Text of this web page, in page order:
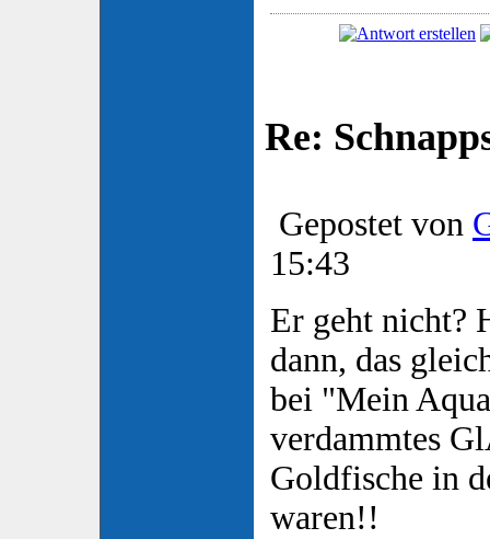
Re:
Gepostet von
15:43
Er geht nicht?
dann, das
bei "Mein
verdammtes
Goldfische in
waren!!